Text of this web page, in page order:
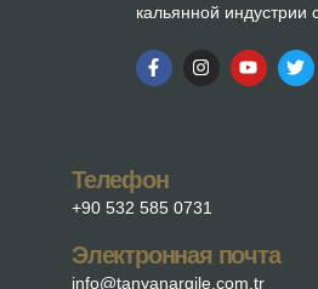
кальянной индустрии
Телефон
+90 532 585 0731
Электронная почта
info@tanyanargile.com.tr